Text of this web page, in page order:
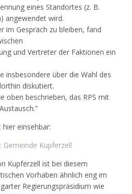
eines Standortes (z. B.
angewendet wird.
im Gespräch zu bleiben, fand
und Vertreter der Faktionen ein
insbesondere über die Wahl des
diskutiert.
oben beschrieben, das RPS mit
einsehbar:
Kupferzell
Kupferzell ist bei diesem
Vorhaben ähnlich eng im
Regierungspräsidium wie